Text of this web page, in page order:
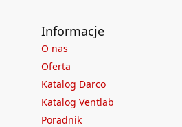
Informacje
O nas
Oferta
Katalog Darco
Katalog Ventlab
Poradnik